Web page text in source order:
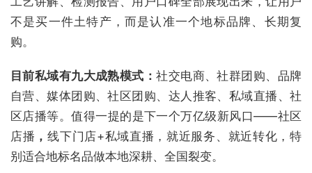
不是买一件土特产，而是认准一个地标品牌、长期复
购。
目前私域有九大成熟模式 ：社交电商、社群团购、品牌
自营、媒体团购、社区团购、达人推客、私域直播、社
区店播等。值得一提的是下一个万亿级新风口——社区
店播 ，线下门店+私域直播，就近服务、就近转化，特
别适合地标名品做本地深耕、全国裂变。